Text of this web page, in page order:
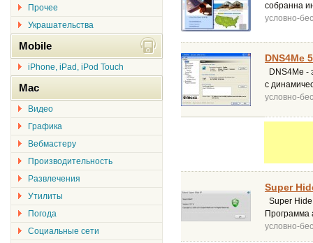
собранна
условно-
DNS4Me
DNS4Me -
с
условно-
Super
Super
Программа
условно-
Прочее
Украшательства
Mobile
iPhone, iPad, iPod Touch
Mac
Видео
Графика
Вебмастеру
Производительность
Развлечения
Утилиты
Погода
Социальные сети